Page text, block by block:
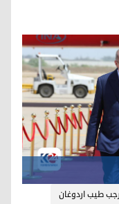
رجب طیب اردوغان